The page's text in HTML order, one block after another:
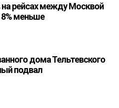
рейсах между Москвой
меньше
дома Тельтевского
подвал